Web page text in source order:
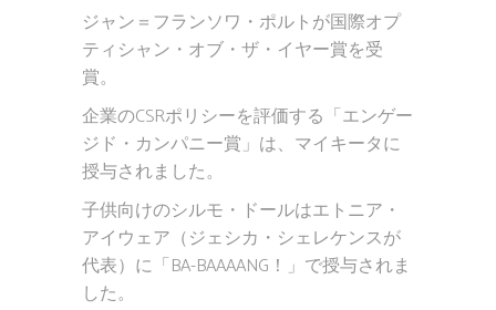
ジャン＝フランソワ・ポルトが国際オプ
ティシャン・オブ・ザ・イヤー賞を受
賞。
企業のCSRポリシーを評価する「エンゲー
ジド・カンパニー賞」は、マイキータに
授与されました。
子供向けのシルモ・ドールはエトニア・
アイウェア（ジェシカ・シェレケンスが
代表）に「BA-BAAAANG！」で授与されま
した。